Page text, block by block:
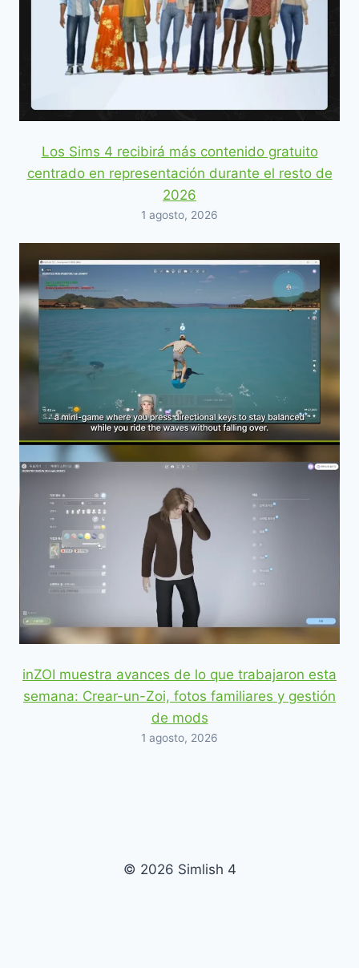
Los Sims 4 recibirá más contenido gratuito
centrado en representación durante el resto de
2026
1 agosto, 2026
inZOI muestra avances de lo que trabajaron esta
semana: Crear-un-Zoi, fotos familiares y gestión
de mods
1 agosto, 2026
© 2026 Simlish 4